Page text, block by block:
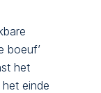
boeuf’
het
einde